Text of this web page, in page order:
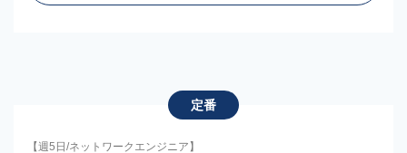
定番
【週5日/ネットワークエンジニア】